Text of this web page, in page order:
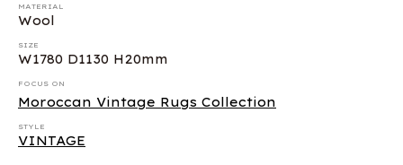
MATERIAL
Wool
SIZE
W1780 D1130 H20mm
FOCUS ON
Moroccan Vintage Rugs Collection
STYLE
VINTAGE